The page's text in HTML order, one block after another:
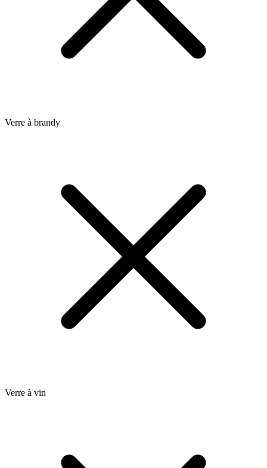
Verre à brandy
Verre à vin